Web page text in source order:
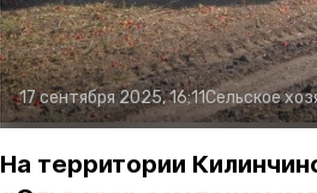
17 сентября 2025, 16:11Сельское
На территории